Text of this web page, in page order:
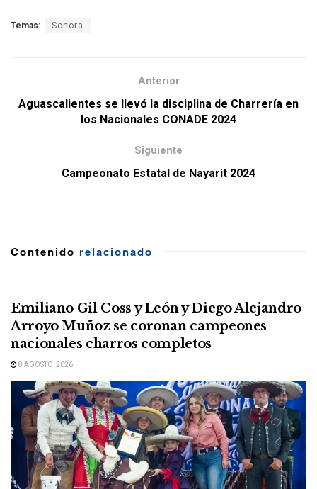
Temas: Sonora
Anterior
Aguascalientes se llevó la disciplina de Charrería en
los Nacionales CONADE 2024
Siguiente
Campeonato Estatal de Nayarit 2024
Contenido relacionado
Emiliano Gil Coss y León y Diego Alejandro
Arroyo Muñoz se coronan campeones
nacionales charros completos
8 AGOSTO, 2026